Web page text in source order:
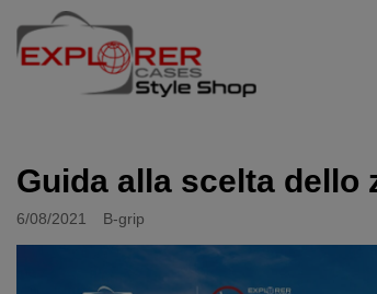
Guida alla scelta dello
6/08/2021 B-grip